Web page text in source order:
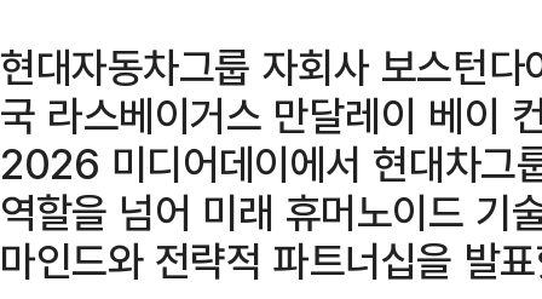
현대자동차그룹 자회사 보스턴
국 라스베이거스 만달레이 베이
2026 미디어데이에서 현대차그
역할을 넘어 미래 휴머노이드 기
마인드와 전략적 파트너십을 발